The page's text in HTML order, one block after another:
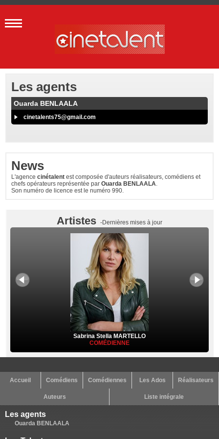
News
L'agencecinétalent est composée d'auteurs réalisateurs, comédiens et
chefs opérateurs représentée parOuarda BENLAALA.
Son numéro de licence est le numéro 990.
Les agents
Ouarda BENLAALA
cinetalents75@gmail.com
Artistes -Dernières mises à jour
Sabrina Stella MARTELLO
COMÉDIENNE
Accueil Comédiens Comédiennes Les Ados Réalisateurs
Auteurs Liste intégrale
Les agents
Ouarda BENLAALA